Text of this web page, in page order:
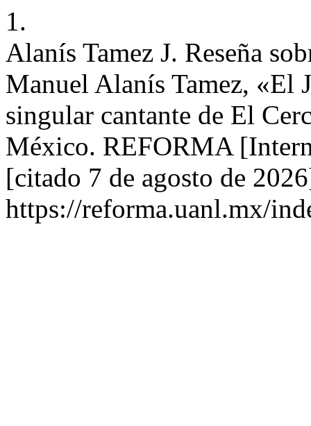
1.
Alanís Tamez J. Reseña
Manuel Alanís Tamez, «El
singular cantante de El
México. REFORMA
[citado 7 de agosto de
https://reforma.uanl.mx/